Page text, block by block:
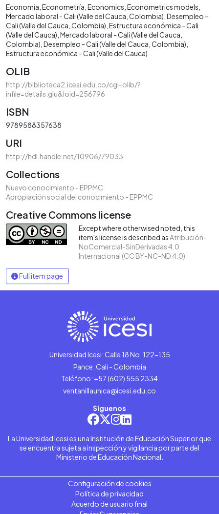
Economía Econometría Economics Econometrics models
Mercado laboral - Cali (Valle del Cauca, Colombia) Desempleo -
Cali (Valle del Cauca, Colombia) Estructura económica - Cali
(Valle del Cauca) Mercado laboral - Cali (Valle del Cauca,
Colombia) Desempleo - Cali (Valle del Cauca, Colombia)
Estructura económica - Cali (Valle del Cauca)
OLIB
http://biblioteca2.icesi.edu.co/cgi-olib/?
infile=details.glu&loid=256796
ISBN
9789588357638
URI
http://hdl.handle.net/10906/79033
Collections
Nuevo conocimiento - EPPMC
Apropiación social del conocimiento - EPPMC
Creative Commons license
Except where otherwised noted, this
item's license is described asAtribución-
NoComercial-SinDerivadas 4.0
Internacional (CC BY-NC-ND 4.0)
Full item page
Universidad Icesi: Calle 18 No. 122-135
Pance, Cali - Colombia
Teléfono: +57 (602) 555 2334
ventanillaunica@icesi.edu.co
Síguenos
La Universidad Icesi es una Institución de Educación Superior que
se encuentra sujeta a inspección y vigilancia por parte del
Ministerio de Educación Nacional.
Configuración de cookies
Política de privacidad
Acuerdo de usuario final